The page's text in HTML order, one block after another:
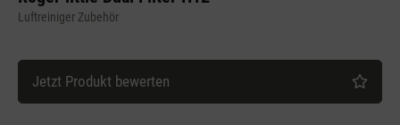
Luftreiniger Zubehör
Jetzt Produkt bewerten